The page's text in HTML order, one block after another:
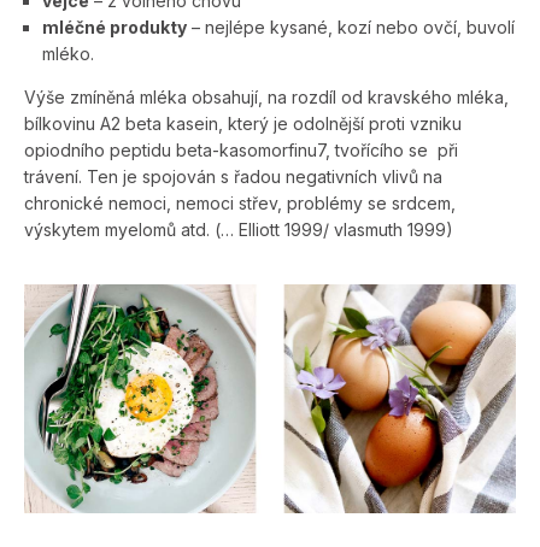
mléčné produkty – nejlépe kysané, kozí nebo ovčí, buvolí
mléko.
Výše zmíněná mléka obsahují, na rozdíl od kravského mléka,
bílkovinu A2 beta kasein, který je odolnější proti vzniku
opiodního peptidu beta-kasomorfinu7, tvořícího se při
trávení. Ten je spojován s řadou negativních vlivů na
chronické nemoci, nemoci střev, problémy se srdcem,
výskytem myelomů atd. (… Elliott 1999/ vlasmuth 1999)